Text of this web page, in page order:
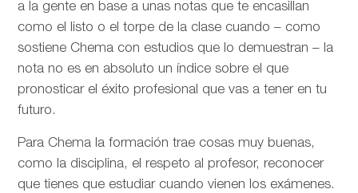
a la gente en base a unas notas que te encasillan
como el listo o el torpe de la clase cuando – como
sostiene Chema con estudios que lo demuestran – la
nota no es en absoluto un índice sobre el que
pronosticar el éxito profesional que vas a tener en tu
futuro.
Para Chema la formación trae cosas muy buenas,
como la disciplina, el respeto al profesor, reconocer
que tienes que estudiar cuando vienen los exámenes.